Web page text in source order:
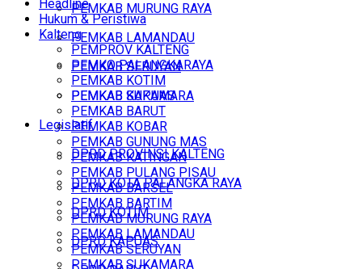
PEMKAB MURUNG RAYA
PEMKAB LAMANDAU
PEMKAB SERUYAN
PEMKAB SUKAMARA
Legislatif
DPRD PROVINSI KALTENG
DPRD KOTA PALANGKA RAYA
DPRD KOTIM
DPRD KAPUAS
Headline
Hukum & Peristiwa
Kalteng
PEMPROV KALTENG
PEMKO PALANGKARAYA
PEMKAB KOTIM
PEMKAB KAPUAS
PEMKAB BARUT
PEMKAB KOBAR
PEMKAB GUNUNG MAS
PEMKAB KATINGAN
PEMKAB PULANG PISAU
PEMKAB BARSEL
PEMKAB BARTIM
PEMKAB MURUNG RAYA
PEMKAB LAMANDAU
PEMKAB SERUYAN
PEMKAB SUKAMARA